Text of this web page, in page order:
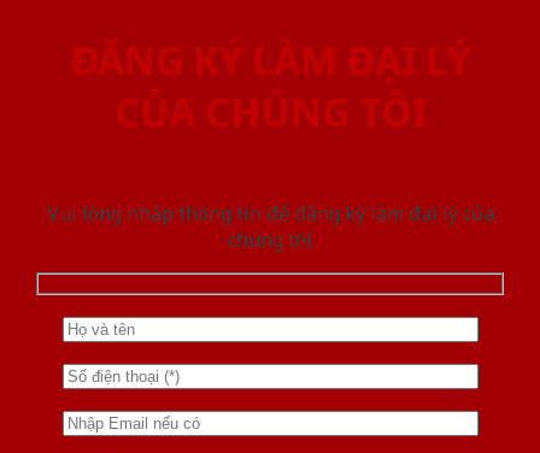
ĐĂNG KÝ LÀM ĐẠI LÝ
CỦA CHÚNG TÔI
Vui lòng nhập thông tin để đăng ký làm đại lý của
chúng tôi